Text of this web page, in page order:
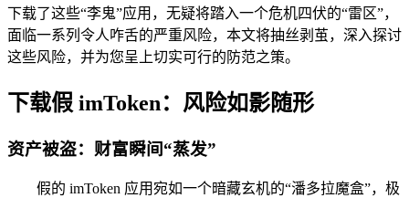
下载了这些“李鬼”应用，无疑将踏入一个危机四伏的“雷区”，
面临一系列令人咋舌的严重风险，本文将抽丝剥茧，深入探讨
这些风险，并为您呈上切实可行的防范之策。
下载假 imToken：风险如影随形
资产被盗：财富瞬间“蒸发”
假的 imToken 应用宛如一个暗藏玄机的“潘多拉魔盒”，极